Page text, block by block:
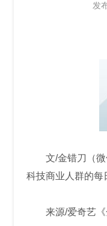
发
文/金错刀（
科技商业人群的每
来源/爱奇艺